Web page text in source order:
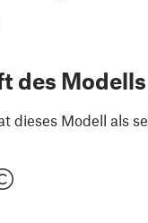
des Modells
dieses Modell als